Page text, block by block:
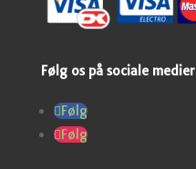
Følg os på sociale medier
Følg
Følg